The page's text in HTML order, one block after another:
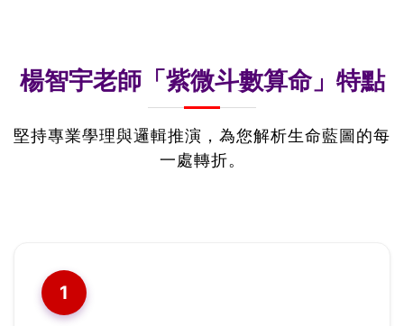
楊智宇老師「紫微斗數算命」特點
堅持專業學理與邏輯推演，為您解析生命藍圖的每
一處轉折。
1